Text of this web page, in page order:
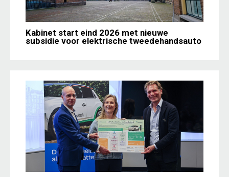
Kabinet start eind 2026 met nieuwe
subsidie voor elektrische tweedehandsauto